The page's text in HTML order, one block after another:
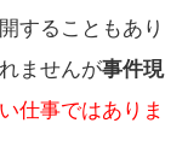
することもあり
ませんが事件現
仕事ではありま